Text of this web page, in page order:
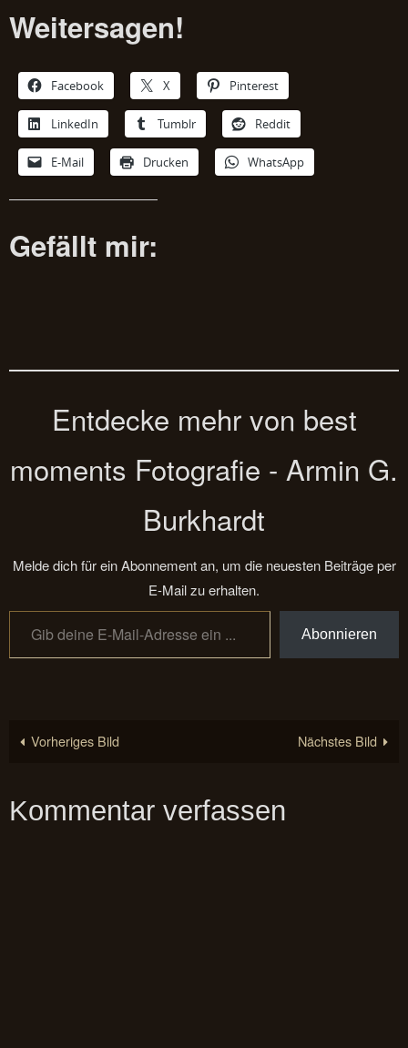
Weitersagen!
Facebook X Pinterest
LinkedIn Tumblr Reddit
E-Mail Drucken WhatsApp
Gefällt mir:
Entdecke mehr von best
moments Fotografie - Armin G.
Burkhardt
Melde dich für ein Abonnement an, um die neuesten Beiträge per
E-Mail zu erhalten.
Gib deine E-Mail-Adresse ein ...
Abonnieren
Vorheriges Bild Nächstes Bild
Kommentar verfassen